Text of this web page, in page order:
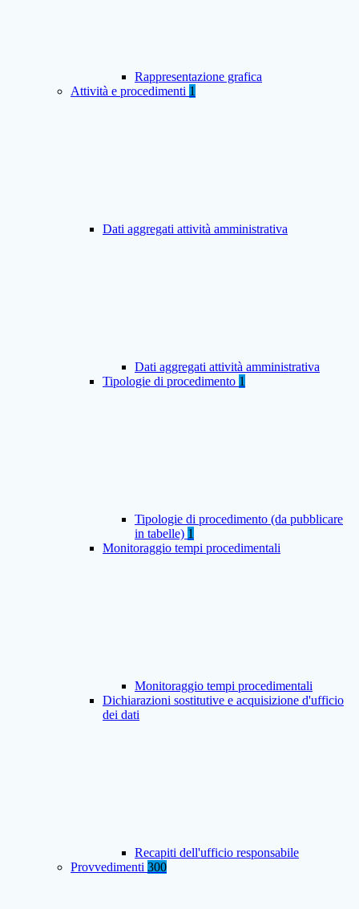
Rappresentazione grafica
Attività e procedimenti 1
Dati aggregati attività amministrativa
Dati aggregati attività amministrativa
Tipologie di procedimento 1
Tipologie di procedimento (da pubblicare
in tabelle) 1
Monitoraggio tempi procedimentali
Monitoraggio tempi procedimentali
Dichiarazioni sostitutive e acquisizione d'ufficio
dei dati
Recapiti dell'ufficio responsabile
Provvedimenti 300